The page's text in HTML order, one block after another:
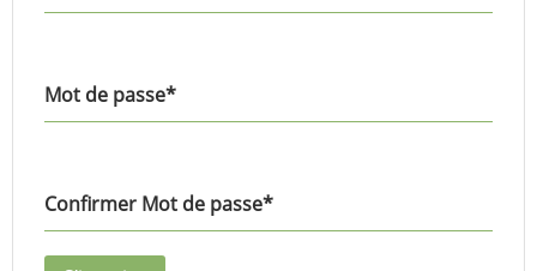
Mot de passe*
Confirmer Mot de passe*